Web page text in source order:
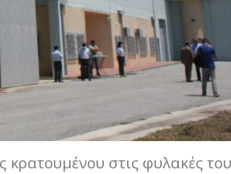
κρατουμένου στις φυλακές του